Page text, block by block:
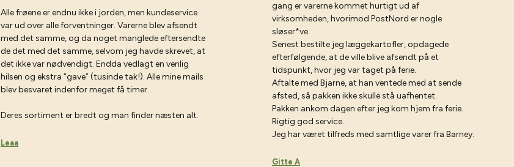
Alle frøene er endnu ikke i jorden, men kundeservice
var ud over alle forventninger. Varerne blev afsendt
med det samme, og da noget manglede eftersendte
de det med det samme, selvom jeg havde skrevet, at
det ikke var nødvendigt. Endda vedlagt en venlig
hilsen og ekstra “gave” (tusinde tak!). Alle mine mails
blev besvaret indenfor meget få timer.
Deres sortiment er bredt og man finder næsten alt.
Leaa
gang er varerne kommet hurtigt ud af
virksomheden, hvorimod PostNord er nogle
sløser*ve.
Senest bestilte jeg læggekartofler, opdagede
efterfølgende, at de ville blive afsendt på et
tidspunkt, hvor jeg var taget på ferie.
Aftalte med Bjarne, at han ventede med at sende
afsted, så pakken ikke skulle stå uafhentet.
Pakken ankom dagen efter jeg kom hjem fra ferie.
Rigtig god service.
Jeg har været tilfreds med samtlige varer fra Barney.
Gitte A